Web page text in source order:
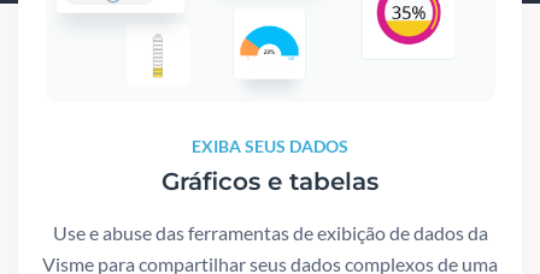
EXIBA SEUS DADOS
Gráficos e tabelas
Use e abuse das ferramentas de exibição de dados da
Visme para compartilhar seus dados complexos de uma